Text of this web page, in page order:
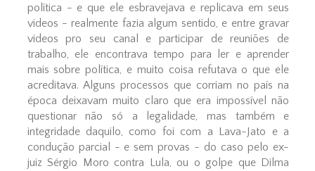
política - e que ele esbravejava e replicava em seus
videos - realmente fazia algum sentido, e entre gravar
videos pro seu canal e participar de reuniões de
trabalho, ele encontrava tempo para ler e aprender
mais sobre política, e muito coisa refutava o que ele
acreditava. Alguns processos que corriam no país na
época deixavam muito claro que era impossível não
questionar não só a legalidade, mas também e
integridade daquilo, como foi com a Lava-Jato e a
condução parcial - e sem provas - do caso pelo ex-
juiz Sérgio Moro contra Lula, ou o golpe que Dilma